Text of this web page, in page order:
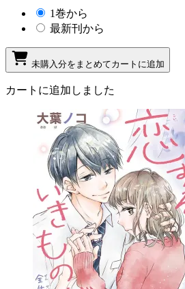
1巻から
最新刊から
未購入分をまとめてカートに追加
カートに追加しました